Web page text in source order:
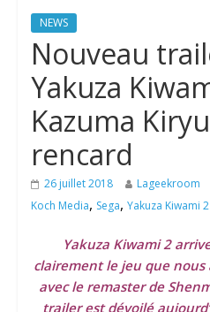
NEWS
Nouveau
Yakuza
Kazuma
rencard
26 juillet 2018 Lageekroom
Koch Media, Sega, Yakuza Kiwami 2
Yakuza Kiwami 2
clairement le jeu que
avec le remaster de
trailer est dévoilé